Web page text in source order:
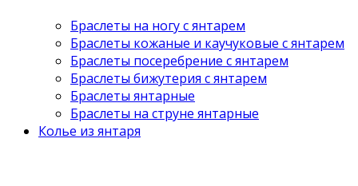
Браслеты на ногу с янтарем
Браслеты кожаные и каучуковые с янтарем
Браслеты посеребрение с янтарем
Браслеты бижутерия с янтарем
Браслеты янтарные
Браслеты на струне янтарные
Колье из янтаря